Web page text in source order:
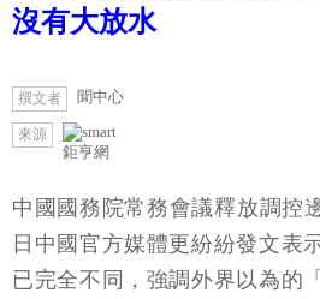
沒有大放水
撰文者 聞中心
來源
鉅亨網
中國國務院常務會議釋放調控
日中國官方媒體更紛紛發文表
已完全不同，強調外界以為的